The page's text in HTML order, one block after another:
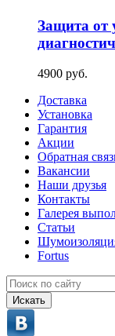
Защита от
4900 руб.
Доставка
Установка
Гарантия
Акции
Обратная
Вакансии
Наши друзья
Контакты
Галерея
Статьи
Fortus
Искать